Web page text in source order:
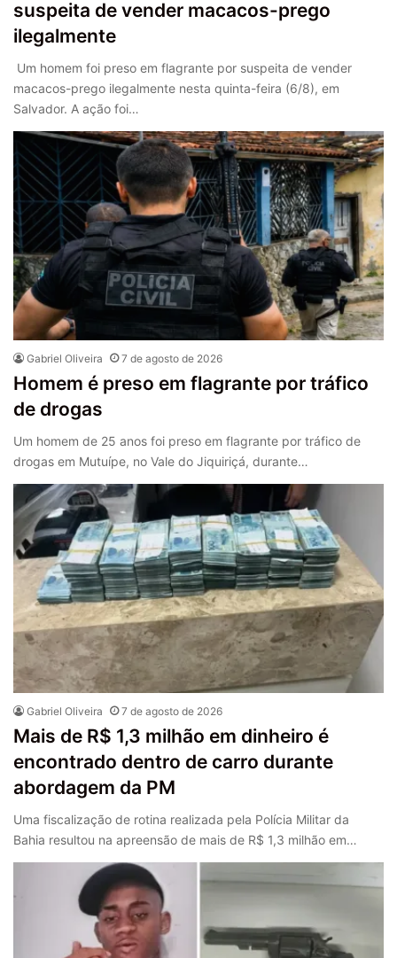
suspeita de vender macacos-prego
ilegalmente
Um homem foi preso em flagrante por suspeita de vender
macacos-prego ilegalmente nesta quinta-feira (6/8), em
Salvador. A ação foi…
Gabriel Oliveira 7 de agosto de 2026
Homem é preso em flagrante por tráfico
de drogas
Um homem de 25 anos foi preso em flagrante por tráfico de
drogas em Mutuípe, no Vale do Jiquiriçá, durante…
Gabriel Oliveira 7 de agosto de 2026
Mais de R$ 1,3 milhão em dinheiro é
encontrado dentro de carro durante
abordagem da PM
Uma fiscalização de rotina realizada pela Polícia Militar da
Bahia resultou na apreensão de mais de R$ 1,3 milhão em…